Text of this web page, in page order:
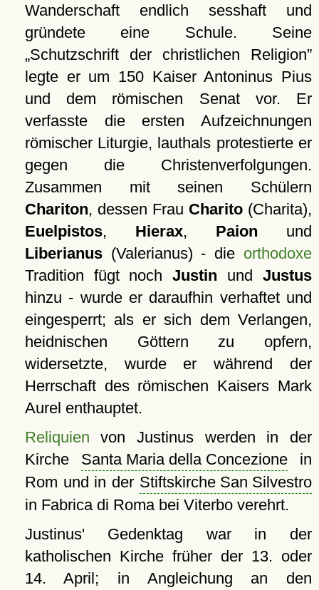
Wanderschaft endlich sesshaft und
gründete eine Schule. Seine
Schutzschrift der christlichen Religion
legte er um 150 Kaiser Antoninus Pius
und dem römischen Senat vor. Er
verfasste die ersten Aufzeichnungen
römischer Liturgie, lauthals protestierte er
gegen die Christenverfolgungen.
Zusammen mit seinen Schülern
Chariton, dessen Frau Charito(Charita),
Euelpistos, Hierax, Paion und
Liberianus(Valerianus) - die orthodoxe
Tradition fügt nochJustin undJustus
hinzu - wurde er daraufhin verhaftet und
eingesperrt; als er sich dem Verlangen,
heidnischen Göttern zu opfern,
widersetzte, wurde er während der
Herrschaft des römischen Kaisers Mark
Aurel enthauptet.
Reliquien von Justinus werden in der
Kirche Santa Maria della Concezionein
Rom und in der Stiftskirche San Silvestro
in Fabrica di Roma bei Viterbo verehrt.
Justinus' Gedenktag war in der
katholischen Kirche früher der 13. oder
14. April; in Angleichung an den